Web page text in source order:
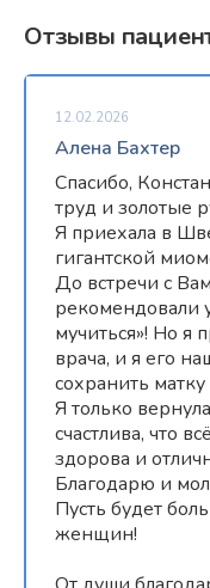
Отзывы
12.02.2026
Алена Бахтер
Спасибо,
труд и золотые
Я приехала в
гигантской
До встречи с
рекомендовали
мучиться»! Но я
врача, и я его
сохранить
Я только
счастлива, что
здорова и
Благодарю и
Пусть будет
женщин!